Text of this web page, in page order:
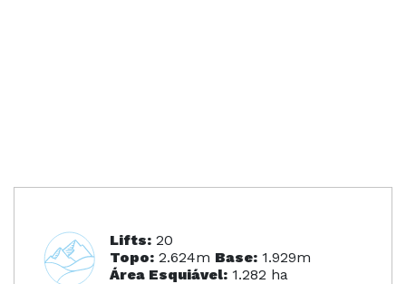
Lifts: 20
Topo: 2.624m Base: 1.929m
Área Esquiável: 1.282 ha